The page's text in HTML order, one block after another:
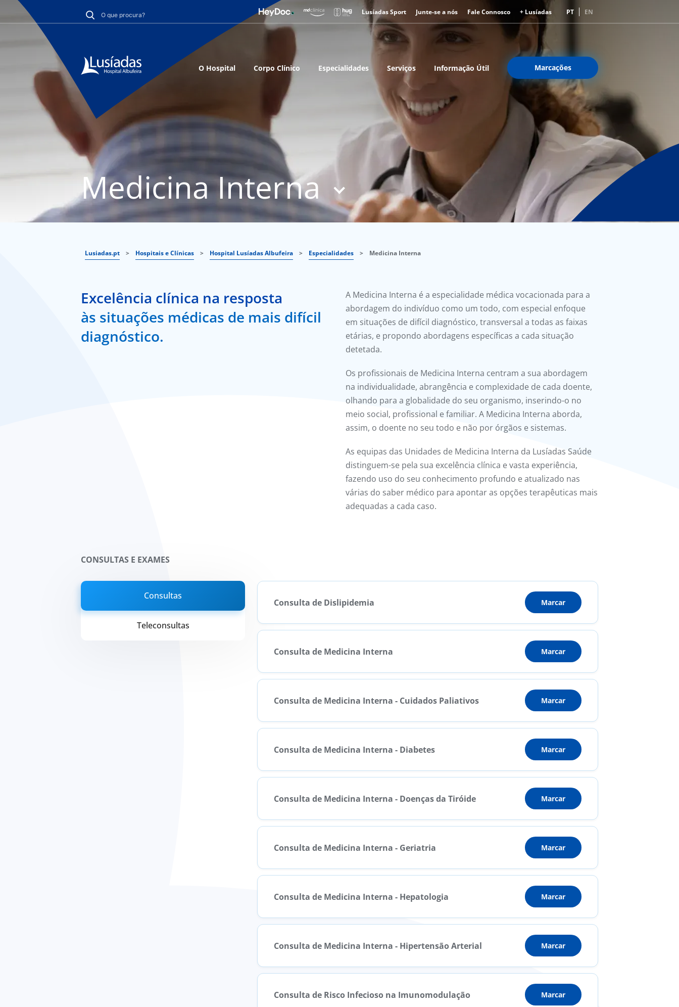
Lusíadas Sport Junte-se a nós Fale Connosco + Lusíadas PT EN
O Hospital Corpo Clínico Especialidades Serviços Informação Útil Marcações
Medicina Interna
Lusiadas.pt > Hospitais e Clínicas > Hospital Lusíadas Albufeira > Especialidades > Medicina Interna
Excelência clínica na resposta
às situações médicas de mais difícil
diagnóstico.
A Medicina Interna é a especialidade médica vocacionada para a
abordagem do indivíduo como um todo, com especial enfoque
em situações de difícil diagnóstico, transversal a todas as faixas
etárias, e propondo abordagens específicas a cada situação
detetada.
Os profissionais de Medicina Interna centram a sua abordagem
na individualidade, abrangência e complexidade de cada doente,
olhando para a globalidade do seu organismo, inserindo-o no
meio social, profissional e familiar. A Medicina Interna aborda,
assim, o doente no seu todo e não por órgãos e sistemas.
As equipas das Unidades de Medicina Interna da Lusíadas Saúde
distinguem-se pela sua excelência clínica e vasta experiência,
fazendo uso do seu conhecimento profundo e atualizado nas
várias do saber médico para apontar as opções terapêuticas mais
adequadas a cada caso.
CONSULTAS E EXAMES
Consultas
Teleconsultas
Consulta de Dislipidemia Marcar
Consulta de Medicina Interna Marcar
Consulta de Medicina Interna - Cuidados Paliativos Marcar
Consulta de Medicina Interna - Diabetes Marcar
Consulta de Medicina Interna - Doenças da Tiróide Marcar
Consulta de Medicina Interna - Geriatria Marcar
Consulta de Medicina Interna - Hepatologia Marcar
Consulta de Medicina Interna - Hipertensão Arterial Marcar
Consulta de Risco Infecioso na Imunomodulação Marcar